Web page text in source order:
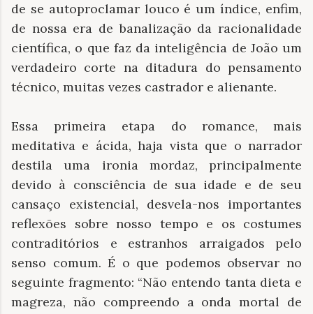
de se autoproclamar louco é um índice, enfim,
de nossa era de banalização da racionalidade
científica, o que faz da inteligência de João um
verdadeiro corte na ditadura do pensamento
técnico, muitas vezes castrador e alienante.
Essa primeira etapa do romance, mais
meditativa e ácida, haja vista que o narrador
destila uma ironia mordaz, principalmente
devido à consciência de sua idade e de seu
cansaço existencial, desvela-nos importantes
reflexões sobre nosso tempo e os costumes
contraditórios e estranhos arraigados pelo
senso comum. É o que podemos observar no
seguinte fragmento: “Não entendo tanta dieta e
magreza, não compreendo a onda mortal de